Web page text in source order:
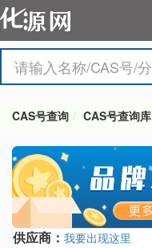
CAS号查询 CAS号查询库
供应商： 我要出现这里